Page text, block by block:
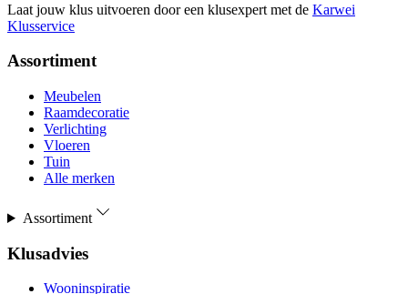
Laat jouw klus uitvoeren door een klusexpert met de Karwei
Klusservice
Assortiment
Meubelen
Raamdecoratie
Verlichting
Vloeren
Tuin
Alle merken
Assortiment
Klusadvies
Wooninspiratie